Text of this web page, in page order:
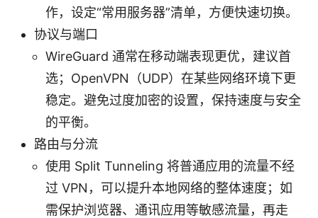
作，设定“常用服务器”清单，方便快速切换。
协议与端口
WireGuard 通常在移动端表现更优，建议首
选；OpenVPN（UDP）在某些网络环境下更
稳定。避免过度加密的设置，保持速度与安全
的平衡。
路由与分流
使用 Split Tunneling 将普通应用的流量不经
过 VPN，可以提升本地网络的整体速度；如
需保护浏览器、通讯应用等敏感流量，再走